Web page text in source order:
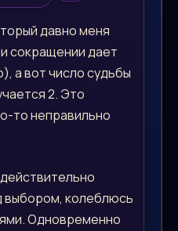
давно меня
сокращении дает
а вот число судьбы
2. Это
то неправильно
выбором, колеблюсь
Одновременно